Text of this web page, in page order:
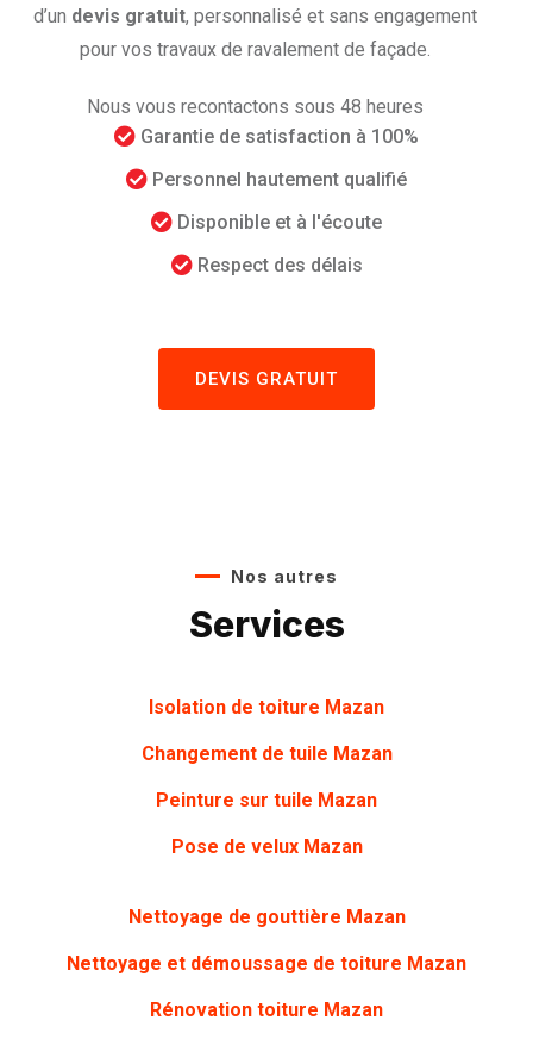
d’un devis gratuit, personnalisé et sans engagement
pour vos travaux de ravalement de façade.
Nous vous recontactons sous 48 heures
Garantie de satisfaction à 100%
Personnel hautement qualifié
Disponible et à l'écoute
Respect des délais
DEVIS GRATUIT
Nos autres
Services
Isolation de toiture Mazan
Changement de tuile Mazan
Peinture sur tuile Mazan
Pose de velux Mazan
Nettoyage de gouttière Mazan
Nettoyage et démoussage de toiture Mazan
Rénovation toiture Mazan